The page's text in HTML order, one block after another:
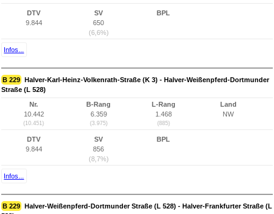
DTV
9.844
SV
650
(6,6%)
BPL
Infos...
B 229 Halver-Karl-Heinz-Volkenrath-Straße (K 3) - Halver-Weißenpferd-Dortmunder
Straße (L 528)
Nr.
10.442
(10.451)
B-Rang
6.359
(3.975)
L-Rang
1.468
(885)
Land
NW
DTV
9.844
SV
856
(8,7%)
BPL
Infos...
B 229 Halver-Weißenpferd-Dortmunder Straße (L 528) - Halver-Frankfurter Straße (L